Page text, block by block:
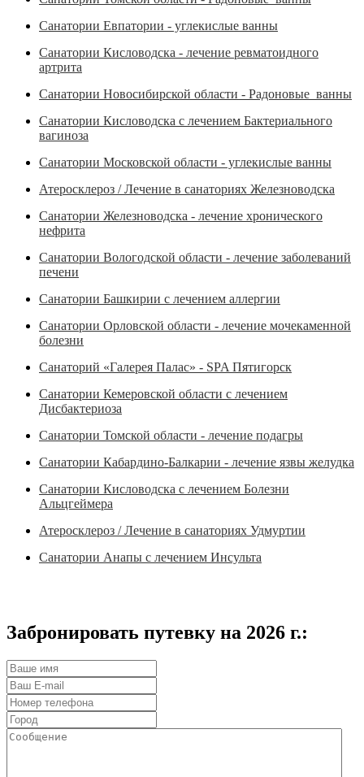
Санатории Евпатории - углекислые ванны
Санатории Кисловодска - лечение ревматоидного
артрита
Санатории Новосибирской области - Радоновые ванны
Санатории Кисловодска с лечением Бактериального
вагиноза
Санатории Московской области - углекислые ванны
Атеросклероз / Лечение в санаториях Железноводска
Санатории Железноводска - лечение хронического
нефрита
Санатории Вологодской области - лечение заболеваний
печени
Санатории Башкирии с лечением аллергии
Санатории Орловской области - лечение мочекаменной
болезни
Санаторий «Галерея Палас» - SPA Пятигорск
Санатории Кемеровской области с лечением
Дисбактериоза
Санатории Томской области - лечение подагры
Санатории Кабардино-Балкарии - лечение язвы желудка
Санатории Кисловодска с лечением Болезни
Альцгеймера
Атеросклероз / Лечение в санаториях Удмуртии
Санатории Анапы с лечением Инсульта
Забронировать путевку на 2026 г.: